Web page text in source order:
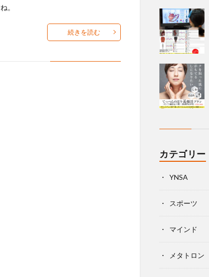
。
続きを読む
カテゴリー
YNSA
スポーツ
マインド
メタトロン